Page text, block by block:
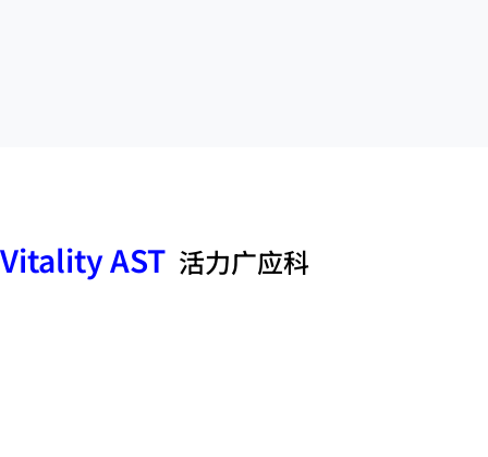
Vitality AST 活力广应科